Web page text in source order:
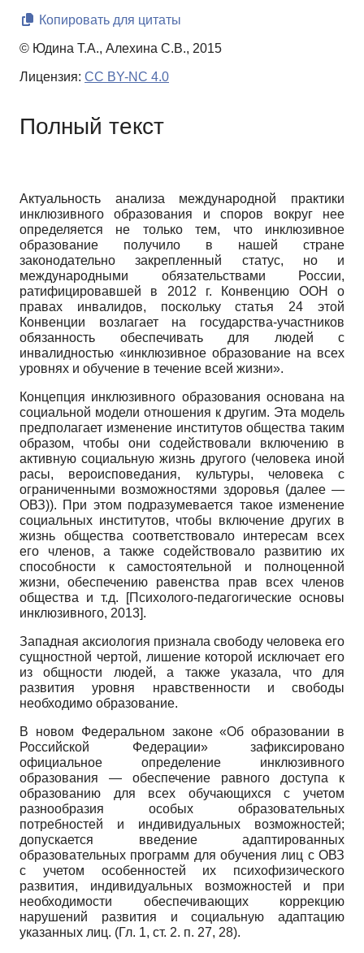
Копировать для цитаты
© Юдина Т.А., Алехина С.В., 2015
Лицензия: CC BY-NC 4.0
Полный текст
Актуальность анализа международной практики
инклюзивного образования и споров вокруг нее
определяется не только тем, что инклюзивное
образование получило в нашей стране
законодательно закрепленный статус, но и
международными обязательствами России,
ратифицировавшей в 2012 г. Конвенцию ООН о
правах инвалидов, поскольку статья 24 этой
Конвенции возлагает на государства-участников
обязанность обеспечивать для людей с
инвалидностью «инклюзив­ное образование на всех
уровнях и обучение в течение всей жизни».
Концепция инклюзивного образования основана на
социальной модели отношения к другим. Эта модель
предполагает изменение институтов общества таким
образом, чтобы они содействовали включению в
активную социальную жизнь другого (человека иной
расы, вероисповедания, культуры, человека с
ограниченными возможностями здоровья (далее —
ОВЗ)). При этом подразумевается такое изменение
социальных институтов, чтобы включение других в
жизнь общества соответствовало интересам всех
его членов, а также содействовало развитию их
способности к самостоятельной и полноценной
жизни, обеспечению равенства прав всех членов
общества и т.д.
[Психолого-педагогические основы
инклюзивного, 2013].
Западная аксиология признала свободу человека его
сущностной чертой, лишение которой исключает его
из общности людей, а также указала, что для
развития уровня нравственности и свободы
необходимо образование.
В новом Федеральном законе «Об образовании в
Российской Федерации» зафиксировано
официальное определение инклюзивного
образования — обеспечение равного доступа к
образованию для всех обучающихся с учетом
разнообразия особых образовательных
потребностей и индивидуальных возможностей;
допускается введение адаптированных
образовательных программ для обучения лиц с ОВЗ
с учетом особенностей их психофизического
развития, индивидуальных возможностей и при
необходимости обеспечивающих коррекцию
нарушений развития и социальную адаптацию
указанных лиц. (Гл. 1, ст. 2. п. 27, 28).